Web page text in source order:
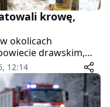
krowę,
okolicach
drawskim,
PSP z Drawska
trwała ponad
w dobrym
12:14